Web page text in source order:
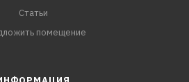
Статьи
помещение